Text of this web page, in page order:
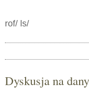
rof/ ls/
Dyskusja na